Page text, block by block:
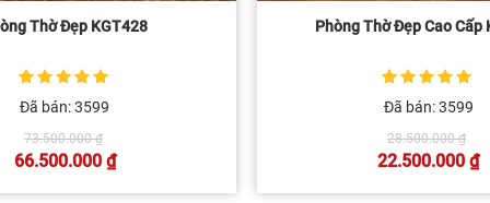
Thờ Đẹp KGT428
5trên 5 dựa
trên
1
đánh giá
Đã bán: 3599
73.500.000₫
gốc
là:
66.500.000 ₫
hiện
Phòng Thờ Đẹp Cao Cấp
5trên 5 dựa
trên
1
đánh giá
Đã bán: 3599
28.500.000₫
gốc
là:
22.500.000₫
hiện